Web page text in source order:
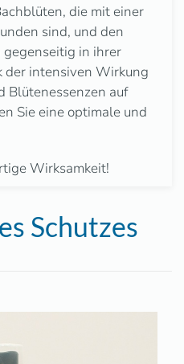
die mit einer
sind, und den
gegenseitig in ihrer
der intensiven Wirkung
Blütenessenzen auf
Sie eine optimale und
Wirksamkeit!
Schutzes